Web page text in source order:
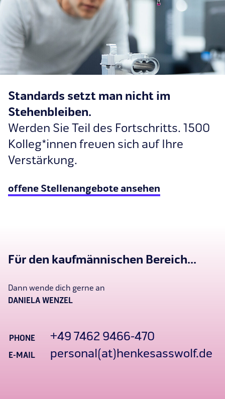
Standards setzt man nicht im
Stehenbleiben.
Werden Sie Teil des Fortschritts. 1500
Kolleg*innen freuen sich auf Ihre
Verstärkung.
offene Stellenangebote ansehen
Für den kaufmännischen Bereich...
Dann wende dich gerne an
DANIELA WENZEL
PHONE +49 7462 9466-470
E-MAIL personal(at)henkesasswolf.de